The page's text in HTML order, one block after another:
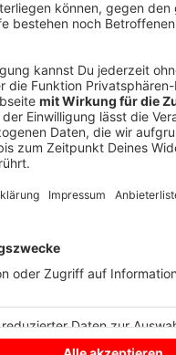
230 Menschen wurden